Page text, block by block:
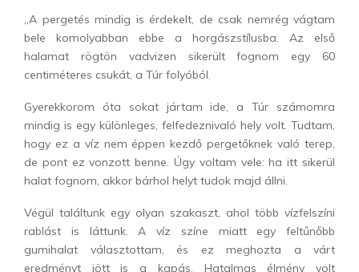
„A pergetés mindig is érdekelt, de csak nemrég vágtam
bele komolyabban ebbe a horgászstílusba. Az első
halamat rögtön vadvizen sikerült fognom egy 60
centiméteres csukát, a Túr folyóból.
Gyerekkorom óta sokat jártam ide, a Túr számomra
mindig is egy különleges, felfedeznivaló hely volt. Tudtam,
hogy ez a víz nem éppen kezdő pergetőknek való terep,
de pont ez vonzott benne. Úgy voltam vele: ha itt sikerül
halat fognom, akkor bárhol helyt tudok majd állni.
Végül találtunk egy olyan szakaszt, ahol több vízfelszíni
rablást is láttunk. A víz színe miatt egy feltűnőbb
gumihalat választottam, és ez meghozta a várt
eredményt jött is a kapás. Hatalmas élmény volt